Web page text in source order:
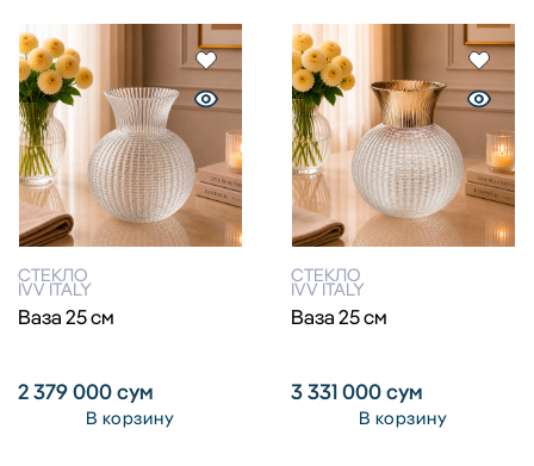
СТЕКЛО
IVV ITALY
Ваза 25 см
2 379 000сум
В корзину
СТЕКЛО
IVV ITALY
Ваза 25 см
3 331 000сум
В корзину